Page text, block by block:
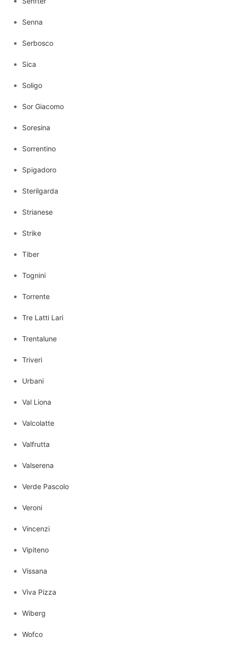
Senna
Serbosco
Sica
Soligo
Sor Giacomo
Soresina
Sorrentino
Spigadoro
Sterilgarda
Strianese
Strike
Tiber
Tognini
Torrente
Tre Latti Lari
Trentalune
Triveri
Urbani
Val Liona
Valcolatte
Valfrutta
Valserena
Verde Pascolo
Veroni
Vincenzi
Vipiteno
Vissana
Viva Pizza
Wiberg
Wofco